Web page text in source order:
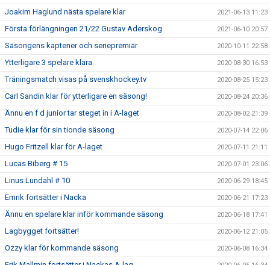
Joakim Haglund nästa spelare klar 2021-06-13 11:23
Första förlängningen 21/22 Gustav Aderskog 2021-06-10 20:57
Säsongens kaptener och seriepremiär 2020-10-11 22:58
Ytterligare 3 spelare klara 2020-08-30 16:53
Träningsmatch visas på svenskhockey.tv 2020-08-25 15:23
Carl Sandin klar för ytterligare en säsong! 2020-08-24 20:36
Ännu en f d junior tar steget in i A-laget 2020-08-02 21:39
Tudie klar för sin tionde säsong 2020-07-14 22:06
Hugo Fritzell klar för A-laget 2020-07-11 21:11
Lucas Biberg # 15 2020-07-01 23:06
Linus Lundahl # 10 2020-06-29 18:45
Emrik fortsätter i Nacka 2020-06-21 17:23
Ännu en spelare klar inför kommande säsong 2020-06-18 17:41
Lagbygget fortsätter! 2020-06-12 21:05
Ozzy klar för kommande säsong 2020-06-08 16:34